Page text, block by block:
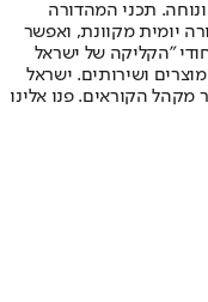
תכני המהדורה
יומית מקוונת, ואפשר
"הקליקה של ישראל
ושירותים. ישראל
מקהל הקוראים. פנו אלינו